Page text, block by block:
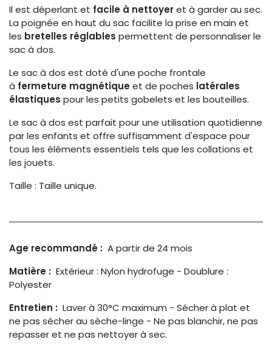
Il est déperlant et facile à nettoyeret à garder au sec.
La poignée en haut du sac facilite la prise en main et
les bretelles réglables permettent de personnaliser le
sac à dos.
Le sac à dos est doté d'une poche frontale
à fermeture magnétiqueet de poches latérales
élastiques pour les petits gobelets et les bouteilles.
Le sac à dos est parfait pour une utilisation quotidienne
par les enfants et offre suffisamment d'espace pour
tous les éléments essentiels tels que les collations et
les jouets.
Taille : Taille unique.
Age recommandé : A partir de 24 mois
Matière : Extérieur : Nylon hydrofuge - Doublure :
Polyester
Entretien : Laver à 30°C maximum - Sécher à plat et
ne pas sécher au sèche-linge - Ne pas blanchir, ne pas
repasser et ne pas nettoyer à sec.